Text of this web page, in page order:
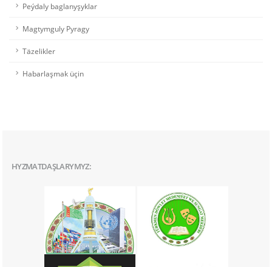
Peýdaly baglanyşyklar
Magtymguly Pyragy
Täzelikler
Habarlaşmak üçin
HYZMATDAŞLARYMYZ: